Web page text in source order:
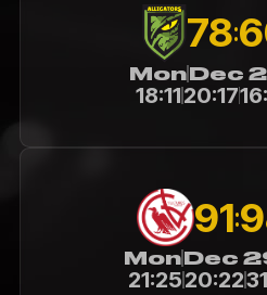
78:
MonDec
18:1120:17
91:
MonDec
21:2520:22